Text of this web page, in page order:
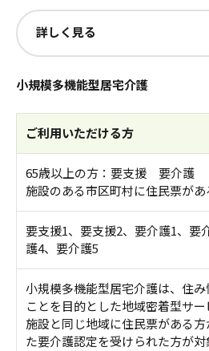
詳しく見る
小規模多機能型居宅介護
ご利用いただける方
65歳以上の方：要支援 要介護
施設のある市区町村に住民票があ
要支援1、要支援2、要介護1、要
護4、要介護5
小規模多機能型居宅介護は、住
ことを目的とした地域密着型サー
施設と同じ地域に住民票がある
た要介護認定を受けられた方が対